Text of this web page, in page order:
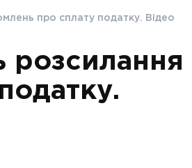
про сплату податку. Відео
розсилання